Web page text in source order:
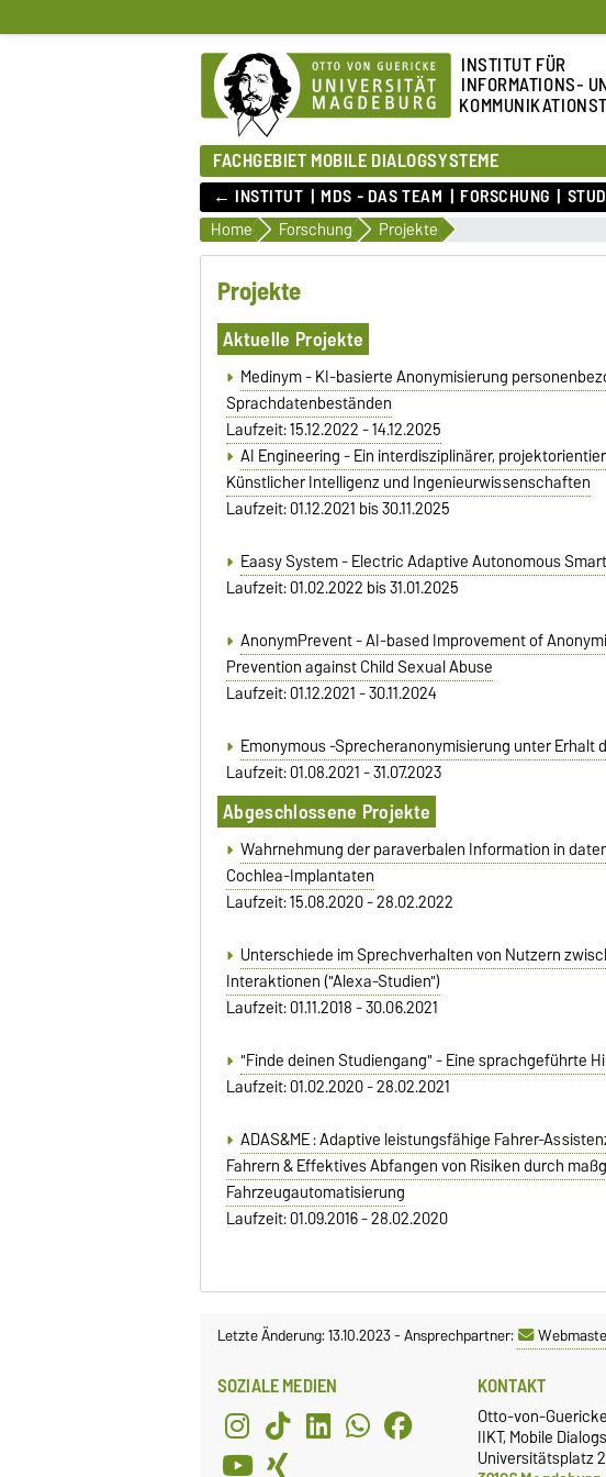
INSTITUT FÜR
INFORMATIONS-
FACHGEBIET MOBILE DIALOGSYSTEME
← INSTITUT MDS - DAS TEAM FORSCHUNG
Home Forschung Projekte
Projekte
Aktuelle Projekte
Medinym - KI-basierte Anonymisierung
Sprachdatenbeständen
Laufzeit: 15.12.2022 - 14.12.2025
AI Engineering - Ein interdisziplinärer,
Künstlicher Intelligenz und Ingenieurwissenschaften
Laufzeit: 01.12.2021 bis 30.11.2025
Eaasy System - Electric Adaptive Autonomous
Laufzeit: 01.02.2022 bis 31.01.2025
AnonymPrevent - AI-based Improvement of
Prevention against Child Sexual Abuse
Laufzeit: 01.12.2021 - 30.11.2024
Emonymous -Sprecheranonymisierung unter
Laufzeit: 01.08.2021 - 31.07.2023
Abgeschlossene Projekte
Wahrnehmung der paraverbalen Information in
Cochlea-Implantaten
Laufzeit: 15.08.2020 - 28.02.2022
Unterschiede im Sprechverhalten von Nutzern
Interaktionen ("Alexa-Studien")
Laufzeit: 01.11.2018 - 30.06.2021
"Finde deinen Studiengang" - Eine sprachgeführte
Laufzeit: 01.02.2020 - 28.02.2021
ADAS&ME : Adaptive leistungsfähige Fahrer-
Fahrern & Effektives Abfangen von Risiken durch
Fahrzeugautomatisierung
Laufzeit: 01.09.2016 - 28.02.2020
Letzte Änderung: 13.10.2023-Ansprechpartner:
SOZIALE MEDIEN KONTAKT
Otto-von-
IIKT, Mobile
Universitätsplatz 2